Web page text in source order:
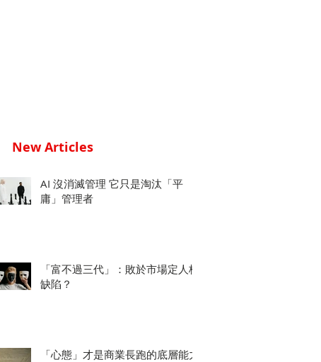
New Articles
AI 沒消滅管理 它只是淘汰「平
庸」管理者
「富不過三代」：敗於市場定人格
缺陷？
「心態」才是商業長跑的底層能力